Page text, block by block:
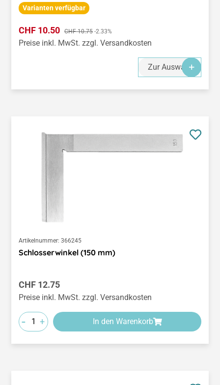
Varianten verfügbar
Verkaufspreis:
CHF 10.50 Regulärer Preis:
CHF 10.75 -2.33%
Preise inkl. MwSt. zzgl. Versandkosten
Zur Auswahl
Artikelnummer: 366245
Schlosserwinkel (150 mm)
Regulärer Preis:
CHF 12.75
Preise inkl. MwSt. zzgl. Versandkosten
- + In den Warenkorb